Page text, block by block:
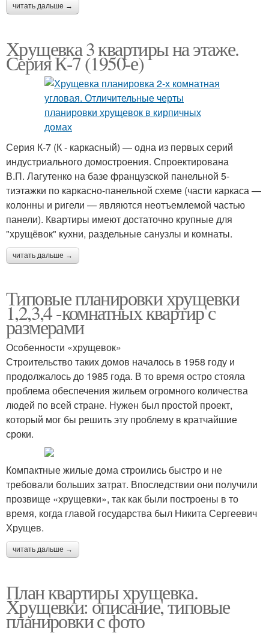
читать дальше →
Хрущевка 3 квартиры на этаже.
Серия К-7 (1950-е)
Серия К-7 (К - каркасный) — одна из первых серий
индустриального домостроения. Спроектирована
В.П. Лагутенко на базе французской панельной 5-
тиэтажки по каркасно-панельной схеме (части каркаса —
колонны и ригели — являются неотъемлемой частью
панели). Квартиры имеют достаточно крупные для
"хрущёвок" кухни, раздельные санузлы и комнаты.
читать дальше →
Типовые планировки хрущевки
1,2,3,4 -комнатных квартир с
размерами
Особенности «хрущевок»
Строительство таких домов началось в 1958 году и
продолжалось до 1985 года. В то время остро стояла
проблема обеспечения жильем огромного количества
людей по всей стране. Нужен был простой проект,
который мог бы решить эту проблему в кратчайшие
сроки.
Компактные жилые дома строились быстро и не
требовали больших затрат. Впоследствии они получили
прозвище «хрущевки», так как были построены в то
время, когда главой государства был Никита Сергеевич
Хрущев.
читать дальше →
План квартиры хрущевка.
Хрущевки: описание, типовые
планировки с фото